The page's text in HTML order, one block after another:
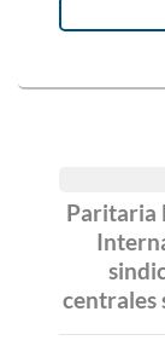
Paritaria
centrales